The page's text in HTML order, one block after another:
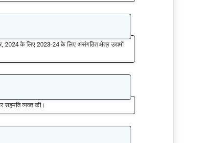
2024 के लिए 2023-24 के लिए असंगठित क्षेत्र उद्यमों
सहमति व्यक्त की।